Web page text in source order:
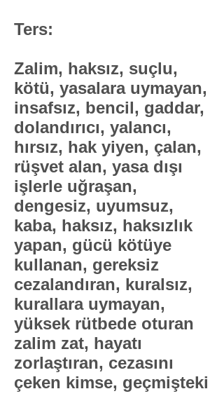
Ters:
​Zalim, haksız, suçlu,
kötü, yasalara uymayan,
insafsız, bencil, gaddar,
dolandırıcı, yalancı,
hırsız, hak yiyen, çalan,
rüşvet alan, yasa dışı
işlerle uğraşan,
dengesiz, uyumsuz,
kaba, haksız, haksızlık
yapan, gücü kötüye
kullanan, gereksiz
cezalandıran, kuralsız,
kurallara uymayan,
yüksek rütbede oturan
zalim zat, hayatı
zorlaştıran, cezasını
çeken kimse, geçmişteki